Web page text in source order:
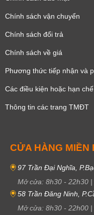
Chính sách vận chuyển
Chính sách đổi trả
Chính sách về giá
Phương thức tiếp nhận và
Các điều kiện hoặc hạn
Thông tin các trang TMĐT
CỬA HÀNG MIỀN
97 Trần Đại Nghĩa,
Mở cửa: 8h30 - 22h30 |
58 Trần Đăng Ninh,
Mở cửa: 8h30 - 22h00 |